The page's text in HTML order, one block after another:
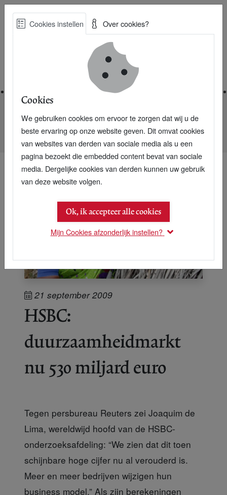
Skip
Best Practices voor een duurzame toekomst
Nieuwsarchief
HSBC: duurzaamheidmarkt nu 530 miljard euro
21 september 2009
HSBC:
duurzaamheidmarkt
nu 530 miljard euro
Tegen persbureau Reuters zei Joaquim de
Lima, wereldwijd hoofd van de HSBC-
onderzoeksafdeling: “We zien dat dit toen
schijnbare hoge cijfer nu al verouderd is.
Meer en meer bedrijven wijzigen hun
business model.” Als zijn berekeningen
Cookies instellen Over cookies?
Cookies
We gebruiken cookies om ervoor te zorgen dat wij u de
beste ervaring op onze website geven. Dit omvat cookies
van websites van derden van sociale media als u een
pagina bezoekt die embedded content bevat van sociale
media. Dergelijke cookies van derden kunnen uw gebruik
van deze website volgen.
Ok, ik accepteer alle cookies
Mijn Cookies afzonderlijk instellen?